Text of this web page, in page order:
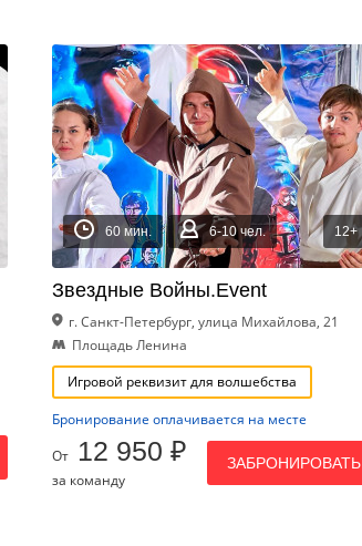
60 мин. 6-10 чел. 12+
Звездные Войны.Event
г. Санкт-Петербург, улица Михайлова, 21
Площадь Ленина
Игровой реквизит для волшебства
Бронирование оплачивается на месте
От 12 950 ₽
за команду
ЗАБРОНИРОВАТЬ